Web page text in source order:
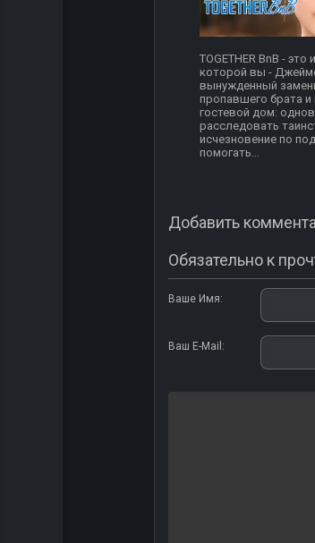
TOGETHER BnB - это
которой вы -
вынужденный
пропавшего брата и
гостевой дом:
расследовать
исчезновение по
помогать...
Добавить
Обязательно к
Ваше Имя:
Ваш E-Mail: